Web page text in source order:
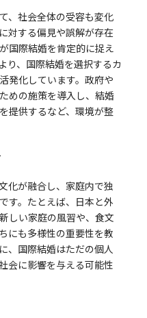
、社会全体の受容も変化
対する偏見や誤解が存在
国際結婚を肯定的に捉え
り、国際結婚を選択するカ
発化しています。政府や
めの施策を導入し、結婚
提供するなど、環境が整
化が融合し、家庭内で独
す。たとえば、日本と外
しい家庭の風習や、食文
にも多様性の重要性を教
、国際結婚はただの個人
会に影響を与える可能性